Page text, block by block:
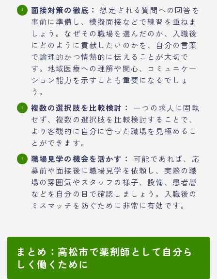
面接対策の徹底： 想定される質問への回答を
事前に準備し、模擬面接などで練習を重ねま
しょう。なぜその職場を選んだのか、入職後
にどのように貢献したいのかを、自分の言葉
で論理的かつ情熱的に伝えることが大切で
す。地域医療への理解や関心、コミュニケー
ション能力を示すことも重要になるでしょ
う。
複数の選択肢を比較検討：
一つの求人に固執
せず、複数の選択肢を比較検討することで、
より客観的に自分に合った職場を見極めるこ
とができます。
職場見学の機会を活かす：
可能であれば、応
募前や面接後に職場見学を依頼し、実際の職
場の雰囲気やスタッフの様子、設備、患者層
などを自分の目で確認しましょう。入職後の
ミスマッチを防ぐために非常に有効です。
まとめ：高松市で薬剤師として自分ら
しく働くために